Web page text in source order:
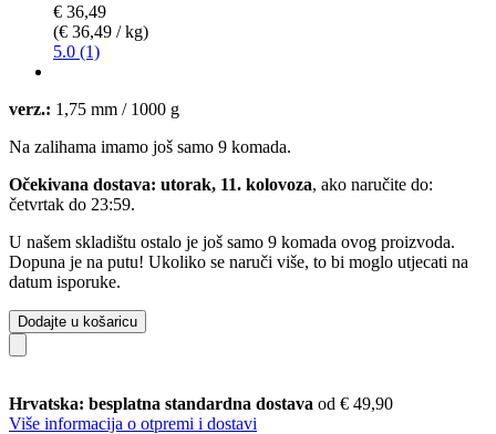
€ 36,49
(€ 36,49 / kg)
5.0 (1)
verz.: 1,75 mm / 1000 g
Na zalihama imamo još samo 9 komada.
Očekivana dostava: utorak, 11. kolovoza, ako naručite do:
četvrtak do 23:59.
U našem skladištu ostalo je još samo 9 komada ovog proizvoda.
Dopuna je na putu! Ukoliko se naruči više, to bi moglo utjecati na
datum isporuke.
Dodajte u košaricu
Hrvatska: besplatna standardna dostava od € 49,90
Više informacija o otpremi i dostavi